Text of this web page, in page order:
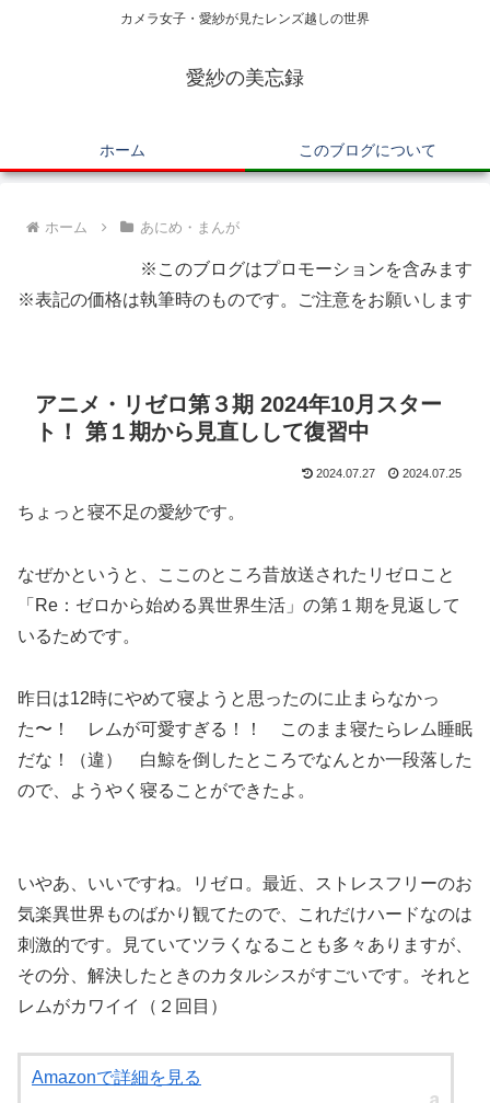
カメラ女子・愛紗が見たレンズ越しの世界
愛紗の美忘録
ホーム このブログについて
ホーム あにめ・まんが
※このブログはプロモーションを含みます
※表記の価格は執筆時のものです。ご注意をお願いします
アニメ・リゼロ第３期 2024年10月スター
ト！ 第１期から見直しして復習中
2024.07.27 2024.07.25
ちょっと寝不足の愛紗です。
なぜかというと、ここのところ昔放送されたリゼロこと
「Re：ゼロから始める異世界生活」の第１期を見返して
いるためです。
昨日は12時にやめて寝ようと思ったのに止まらなかっ
た〜！ レムが可愛すぎる！！ このまま寝たらレム睡眠
だな！（違） 白鯨を倒したところでなんとか一段落した
ので、ようやく寝ることができたよ。
いやあ、いいですね。リゼロ。最近、ストレスフリーのお
気楽異世界ものばかり観てたので、これだけハードなのは
刺激的です。見ていてツラくなることも多々ありますが、
その分、解決したときのカタルシスがすごいです。それと
レムがカワイイ（２回目）
Amazonで詳細を見る